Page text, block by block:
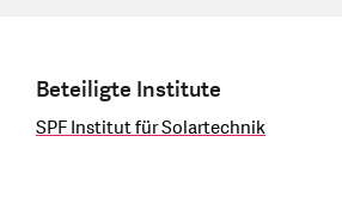
Beteiligte Institute
SPF Institut für Solartechnik